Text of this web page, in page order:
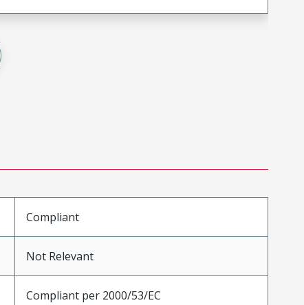
Compliant
Not Relevant
Compliant per 2000/53/EC